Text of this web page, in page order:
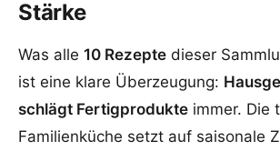
Stärke
Was alle 10 Rezepte dieser
ist eine klare Überzeugung:
schlägt Fertigprodukte immer. Die
Familienküche setzt auf saisonale